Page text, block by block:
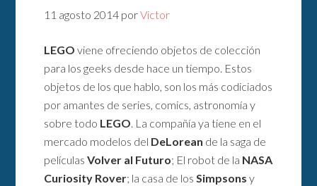
11 agosto 2014 porVictor
LEGO viene ofreciendo objetos de colección
para los geeks desde hace un tiempo. Estos
objetos de los que hablo, son los más codiciados
por amantes de series, comics, astronomía y
sobre todo LEGO. La compañía ya tiene en el
mercado modelos del DeLorean de la saga de
películasVolver al Futuro; El robot de la NASA
Curiosity Rover; la casa de losSimpsons y